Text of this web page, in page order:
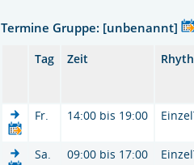
Termine Gruppe: [unbenannt]
Tag Zeit
Fr. 14:00 bis 19:00
Sa. 09:00 bis 17:00